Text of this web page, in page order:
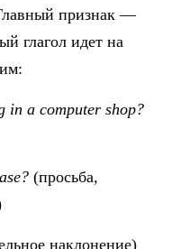
признак —
глагол идет на
in a computer shop?
(просьба,
наклонение)